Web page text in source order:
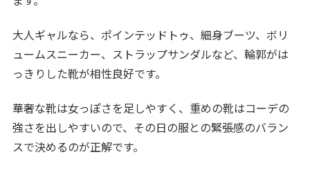
大人ギャルなら、ポインテッドトゥ、細身ブーツ、ボリ
ュームスニーカー、ストラップサンダルなど、輪郭がは
っきりした靴が相性良好です。
華奢な靴は女っぽさを足しやすく、重めの靴はコーデの
強さを出しやすいので、その日の服との緊張感のバラン
スで決めるのが正解です。